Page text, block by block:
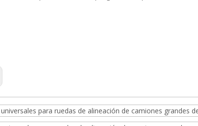
para ruedas de alineación de camiones grandes